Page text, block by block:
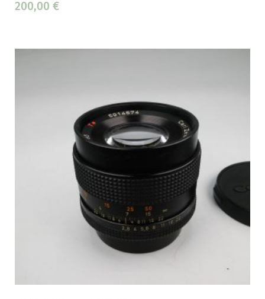
200,00 €